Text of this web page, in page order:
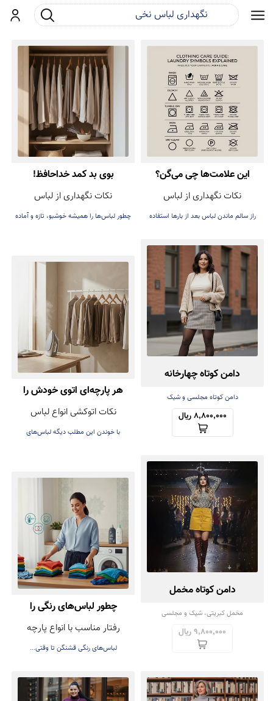
ورودجست و جو
این علامت‌ها چی می‌گن؟
نکات نگهداری از لباس
راز سالم ماندن لباس بعد از بارها استفاده
بوی بد کمد خداحافظ!
نکات نگهداری از لباس
چطور لباس‌ها را همیشه خوشبو، تازه و آماده
دامن کوتاه چهارخانه
دامن کوتاه مجلسی و شیک
8,800,000 ریال
هر پارچه‌ای اتوی خودش را
دارد! راهنمای اتوکشی بدون
آسیب
نکات اتوکشی انواع لباس
با خوندن این مطلب دیگه لباس‌های
دامن کوتاه مخمل
مخمل کبریتی، شیک و مجلسی
9,800,000 ریال
چطور لباس‌های رنگی را
بشوییم تا رنگشان نرود؟
رفتار مناسب با انواع پارچه
لباس‌های رنگی قشنگن تا وقتی...